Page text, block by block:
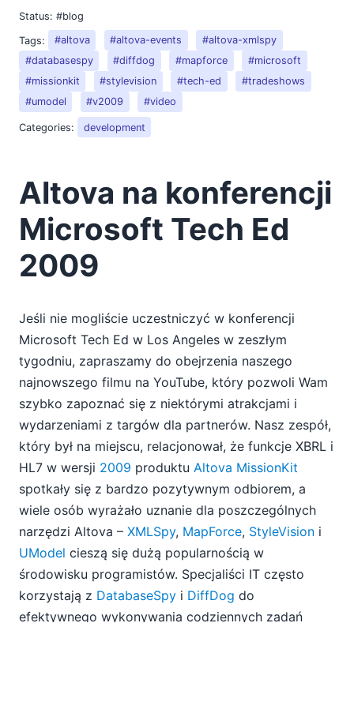
2020
2019
2018
2017
2016
2015
2014
2011
2009
01
02
04
Odwiedź firmę Altova podczas konferencji JavaOne
Altova na konferencji Microsoft Tech Ed 2009
Nowy projekt tabeli w programie StyleVision
Odwiedź firmę Altova podczas konferencji TechEd
Część 4 – Analiza istniejącej aplikacji za pomocą
narzędzia Altova UModel
Część 3 – Analiza istniejącej aplikacji za pomocą
narzędzia Altova UModel
06
07
08
09
10
11
Status: #blog
Tags:
#altova #altova-events
#altova-xmlspy
#databasespy
#diffdog #mapforce
#microsoft
#missionkit
#stylevision #tech-ed
#tradeshows
#umodel
#v2009 #video
Categories: development
Altova na konferencji
Microsoft Tech Ed
2009
Jeśli nie mogliście uczestniczyć w konferencji
Microsoft Tech Ed w Los Angeles w zeszłym
tygodniu, zapraszamy do obejrzenia naszego
najnowszego filmu na YouTube, który pozwoli Wam
szybko zapoznać się z niektórymi atrakcjami i
wydarzeniami z targów dla partnerów. Nasz zespół,
który był na miejscu, relacjonował, że funkcje XBRL i
HL7 w wersji 2009 produktu Altova MissionKit
spotkały się z bardzo pozytywnym odbiorem, a
wiele osób wyrażało uznanie dla poszczególnych
narzędzi Altova – XMLSpy, MapForce, StyleVision i
UModel cieszą się dużą popularnością w
środowisku programistów. Specjaliści IT często
korzystają z DatabaseSpy i DiffDog do
efektywnego wykonywania codziennych zadań